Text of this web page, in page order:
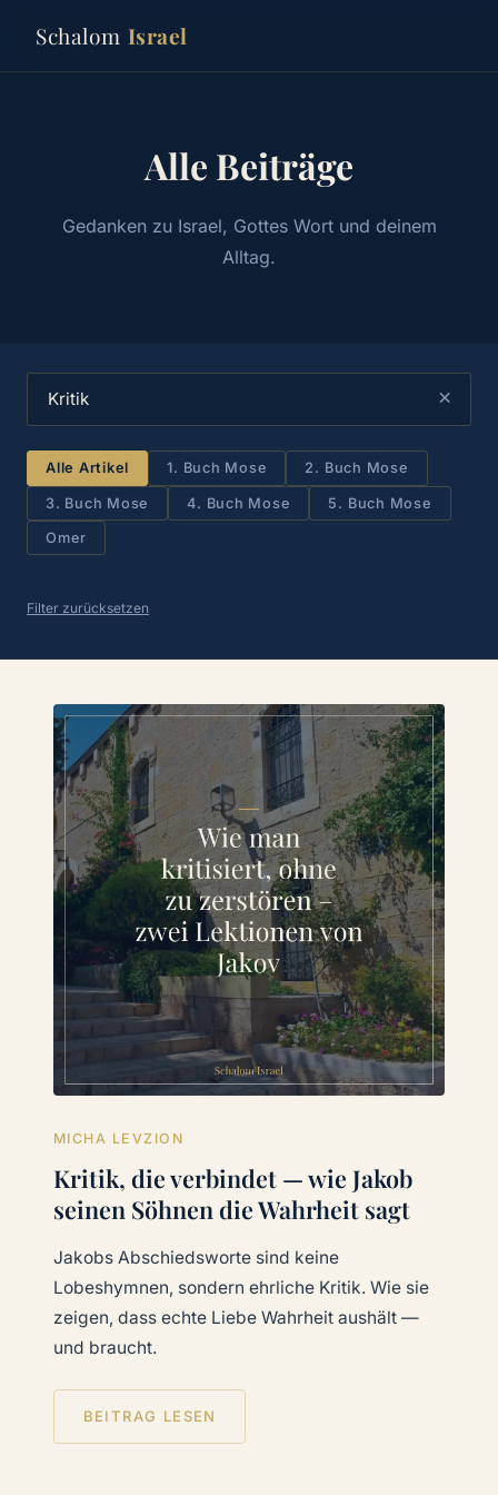
Schalom Israel
Alle Beiträge
Gedanken zu Israel, Gottes Wort und deinem
Alltag.
×
Alle Artikel 1. Buch Mose 2. Buch Mose
3. Buch Mose 4. Buch Mose 5. Buch Mose
Omer
Filter zurücksetzen
MICHA LEVZION
Kritik, die verbindet — wie Jakob
seinen Söhnen die Wahrheit sagt
Jakobs Abschiedsworte sind keine
Lobeshymnen, sondern ehrliche Kritik. Wie sie
zeigen, dass echte Liebe Wahrheit aushält —
und braucht.
BEITRAG LESEN